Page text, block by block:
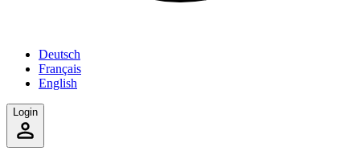
Deutsch
Français
English
Login